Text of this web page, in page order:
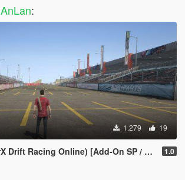
AnLan:
1.279 19
Racing Online) [Add-On SP / FiveM] 1.0